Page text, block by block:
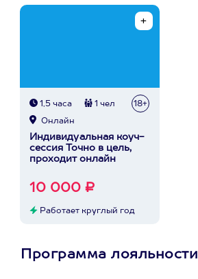
1,5 часа 1 чел 18+
Онлайн
Индивидуальная коуч-
сессия Точно в цель,
проходит онлайн
10 000 ₽
Работает круглый год
Программа лояльности